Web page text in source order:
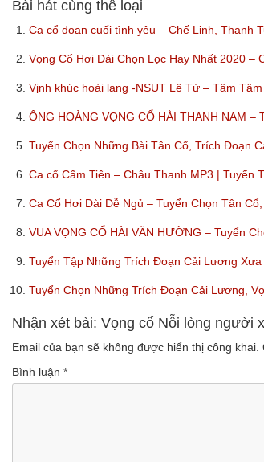
Bài hát cùng thể loại
1. Ca cổ đoạn cuối tình yêu – Chế Linh, Thanh
2. Vọng Cổ Hơi Dài Chọn Lọc Hay Nhất 2020 –
3. Vịnh khúc hoài lang -NSUT Lê Tứ – Tâm
4. ÔNG HOÀNG VỌNG CỔ HÀI THANH NAM
5. Tuyển Chọn Những Bài Tân Cổ, Trích Đoạn
6. Ca cổ Cẩm Tiên – Châu Thanh MP3 | Tuyển
7. Ca Cổ Hơi Dài Dễ Ngủ – Tuyển Chọn Tân
8. VUA VỌNG CỔ HÀI VĂN HƯỜNG – Tuyển
9. Tuyển Tập Những Trích Đoạn Cải Lương
10. Tuyển Chọn Những Trích Đoạn Cải Lương,
Nhận xét bài: Vọng cổ Nỗi lòng người
Email của bạn sẽ không được hiển thị công khai.
Bình luận *